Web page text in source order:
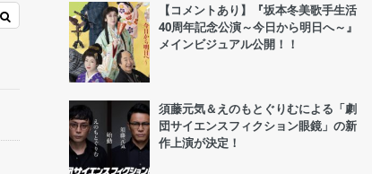
【コメントあり】『坂本冬美歌手生活
40周年記念公演～今日から明日へ～』
メインビジュアル公開！！
須藤元気＆えのもとぐりむによる「劇
団サイエンスフィクション眼鏡」の新
作上演が決定！